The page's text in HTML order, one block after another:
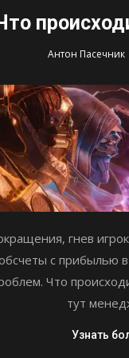
Антон Пасечник
гнев
с прибылью
Что
тут
Узнать